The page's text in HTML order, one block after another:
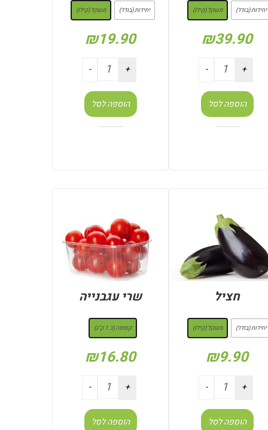
יחידות (בודד) משקל (קילו)
₪39.90
הוספה לסל
יחידות (בודד) משקל (קילו)
₪19.90
הוספה לסל
חציל
יחידות (בודד) משקל (קילו)
₪9.90
הוספה לסל
שרי עגבנייה
קופסה (כ 1 ק"ג)
₪16.80
הוספה לסל